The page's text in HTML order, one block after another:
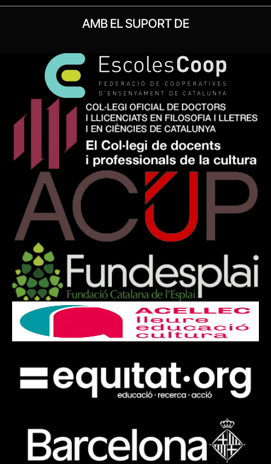
AMB EL SUPORT DE